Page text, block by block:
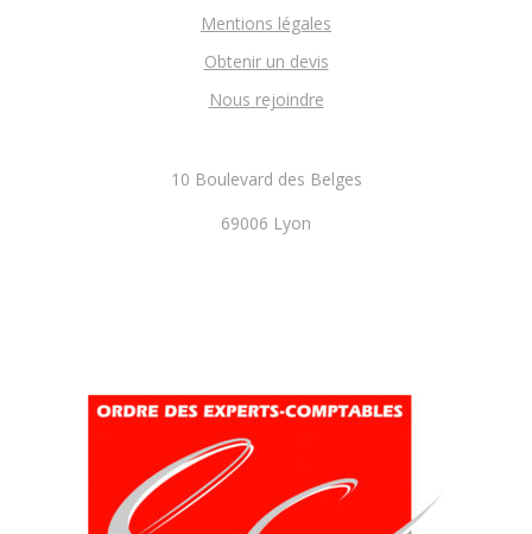
Mentions légales
Obtenir un devis
Nous rejoindre
10 Boulevard des Belges
69006 Lyon